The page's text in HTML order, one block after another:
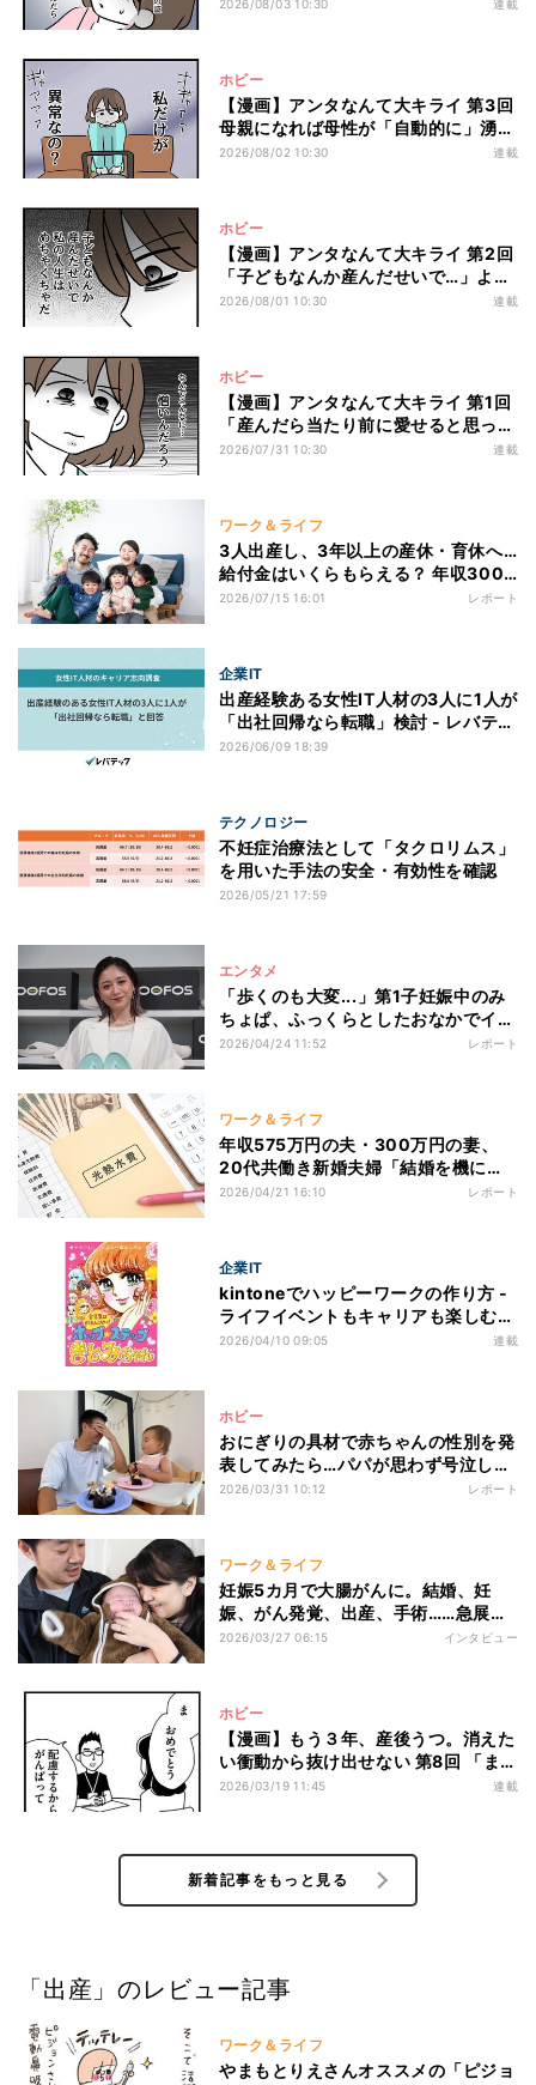
2026/08/03 10:30 連載
ホビー
【漫画】アンタなんて大キライ 第3回
母親になれば母性が「自動的に」湧い
てくる?
2026/08/02 10:30 連載
ホビー
【漫画】アンタなんて大キライ 第2回
「子どもなんか産んだせいで…」よう
やく授かった我が子を前に湧き上が
2026/08/01 10:30 連載
ホビー
【漫画】アンタなんて大キライ 第1回
「産んだら当たり前に愛せると思って
た」産後うつに陥った母親を追い詰め
2026/07/31 10:30 連載
ワーク＆ライフ
3人出産し、3年以上の産休・育休へ…
給付金はいくらもらえる？ 年収300
万・400万・500万円で試算してみ
2026/07/15 16:01 レポート
企業IT
出産経験ある女性IT人材の3人に1人が
「出社回帰なら転職」検討 - レバテッ
ク調査
2026/06/09 18:39
テクノロジー
不妊症治療法として「タクロリムス」
を用いた手法の安全・有効性を確認
2026/05/21 17:59
エンタメ
「歩くのも大変...」第1子妊娠中のみ
ちょぱ、ふっくらとしたおなかでイベ
ントに登場【写真あり】
2026/04/24 11:52 レポート
ワーク＆ライフ
年収575万円の夫・300万円の妻、
20代共働き新婚夫婦「結婚を機に教
育費・老後資金に不安が......」家計収
2026/04/21 16:10 レポート
企業IT
kintoneでハッピーワークの作り方 -
ライフイベントもキャリアも楽しむ
第2回 つわりで出社できない、新米妊
2026/04/10 09:05 連載
ホビー
おにぎりの具材で赤ちゃんの性別を発
表してみたら…パパが思わず号泣した
理由とは?
2026/03/31 10:12 レポート
ワーク＆ライフ
妊娠5カ月で大腸がんに。結婚、妊
娠、がん発覚、出産、手術……急展開
の中『夫婦名義ブログ』開始のワケ
2026/03/27 06:15 インタビュー
ホビー
【漫画】もう３年、産後うつ。消えた
い衝動から抜け出せない 第8回 「まぁ
タイミング悪いね」妊娠報告で上司か
2026/03/19 11:45 連載
新着記事をもっと見る
「出産」のレビュー記事
ワーク＆ライフ
やまもとりえさんオススメの「ピジョ